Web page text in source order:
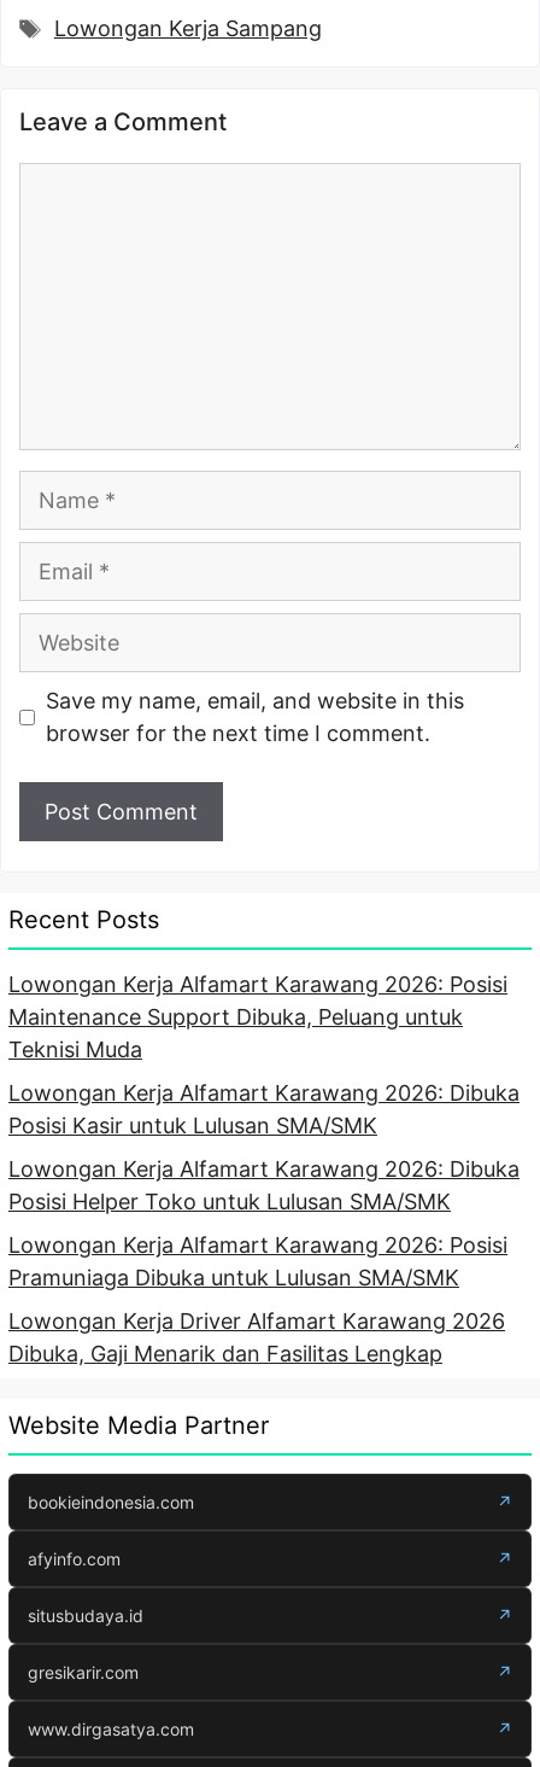
Tags
Lowongan Kerja Sampang
Leave a Comment
Name
Email
Website
Save my name, email, and website in this
browser for the next time I comment.
Recent Posts
Lowongan Kerja Alfamart Karawang 2026: Posisi
Maintenance Support Dibuka, Peluang untuk
Teknisi Muda
Lowongan Kerja Alfamart Karawang 2026: Dibuka
Posisi Kasir untuk Lulusan SMA/SMK
Lowongan Kerja Alfamart Karawang 2026: Dibuka
Posisi Helper Toko untuk Lulusan SMA/SMK
Lowongan Kerja Alfamart Karawang 2026: Posisi
Pramuniaga Dibuka untuk Lulusan SMA/SMK
Lowongan Kerja Driver Alfamart Karawang 2026
Dibuka, Gaji Menarik dan Fasilitas Lengkap
Website Media Partner
bookieindonesia.com ↗
afyinfo.com ↗
situsbudaya.id ↗
gresikarir.com ↗
www.dirgasatya.com ↗